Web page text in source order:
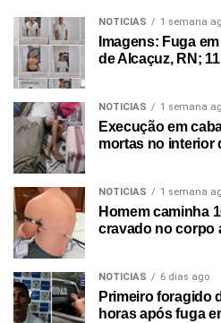
NOTICIAS 1 semana
Imagens: Fuga
de Alcaçuz, RN;
NOTICIAS 1 semana
Execução em
mortas no interior
NOTICIAS 1 semana
Homem caminha
cravado no corpo
NOTICIAS 6 dias ago
Primeiro foragido
horas após fuga